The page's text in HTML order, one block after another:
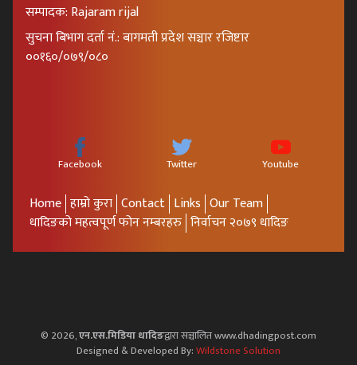
सम्पादक: Rajaram rijal
सुचना बिभाग दर्ता नं.: बागमती प्रदेश सञ्चार रजिष्टार
००१६०/०७९/०८०
Facebook Twitter Youtube
Home हाम्रो कुरा Contact Links Our Team
धादिङको महत्वपूर्ण फोन नम्बरहरु निर्वाचन २०७९ धादिङ
© 2026,एन.एस.मिडिया धादिङद्वारा सञ्चालित www.dhadingpost.com
Designed & Developed By:Wildstone Solution